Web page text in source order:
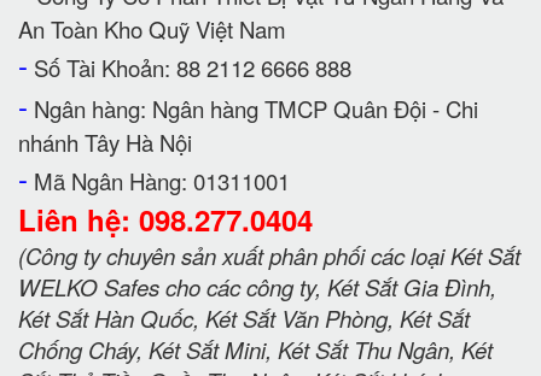
An Toàn Kho Quỹ Việt Nam
- Số Tài Khoản: 88 2112 6666 888
- Ngân hàng: Ngân hàng TMCP Quân Đội - Chi
nhánh Tây Hà Nội
- Mã Ngân Hàng: 01311001
Liên hệ: 098.277.0404
(Công ty chuyên sản xuất phân phối các loại Két Sắt
WELKO Safes cho các công ty, Két Sắt Gia Đình,
Két Sắt Hàn Quốc, Két Sắt Văn Phòng, Két Sắt
Chống Cháy, Két Sắt Mini, Két Sắt Thu Ngân, Két